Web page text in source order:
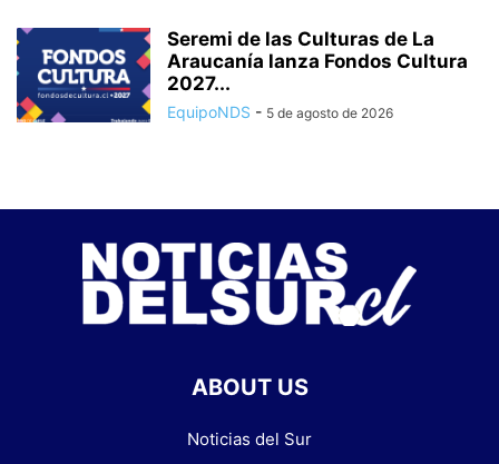
Seremi de las Culturas de La
Araucanía lanza Fondos Cultura
2027...
EquipoNDS - 5 de agosto de 2026
ABOUT US
Noticias del Sur